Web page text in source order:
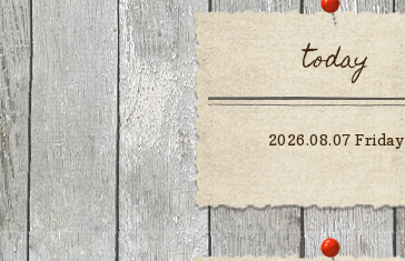
today
2026.08.07 Friday